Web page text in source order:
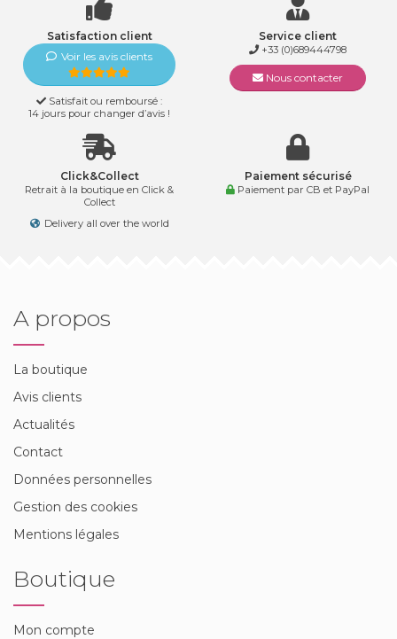
Satisfaction client
Voir les avis clients
Satisfait ou remboursé :
14 jours pour changer d’avis !
Service client
+33 (0)689444798
Nous contacter
Click&Collect
Retrait à la boutique en Click &
Collect
Delivery all over the world
Paiement sécurisé
Paiement par CB et PayPal
A propos
La boutique
Avis clients
Actualités
Contact
Données personnelles
Gestion des cookies
Mentions légales
Boutique
Mon compte